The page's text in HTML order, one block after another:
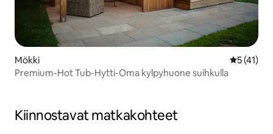
Mökki
5 (41)
Premium-Hot Tub-Hytti-Oma kylpyhuone suihkulla
Kiinnostavat matkakohteet